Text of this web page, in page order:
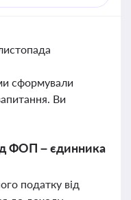
сформували
Ви
ФОП – єдинника
податку від